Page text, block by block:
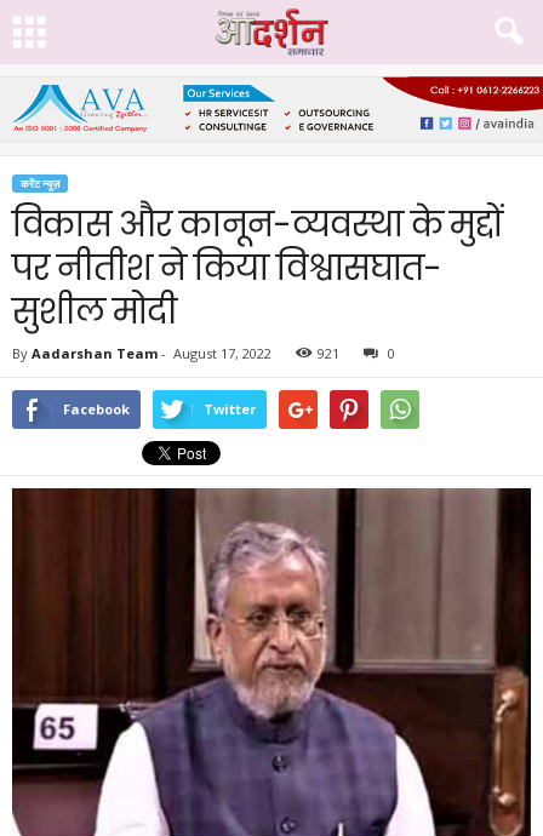
करेंट न्यूज़
विकास और कानून-व्यवस्था के मुद्दों
पर नीतीश ने किया विश्वासघात-
सुशील मोदी
By Aadarshan Team - August 17, 2022 921 0
Facebook Twitter